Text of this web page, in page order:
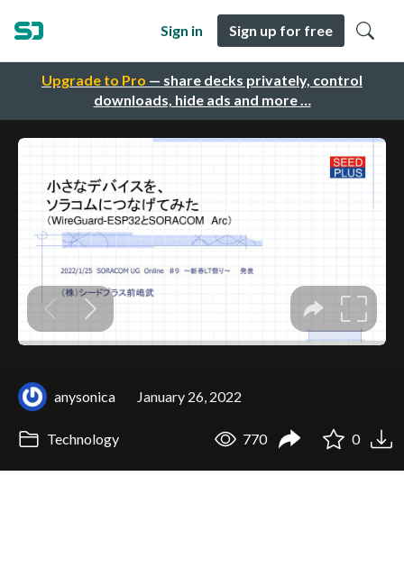
Upgrade to Pro — share decks privately, control
downloads, hide ads and more …
Sign in Sign up for free
anysonica January 26, 2022
Technology 770 0